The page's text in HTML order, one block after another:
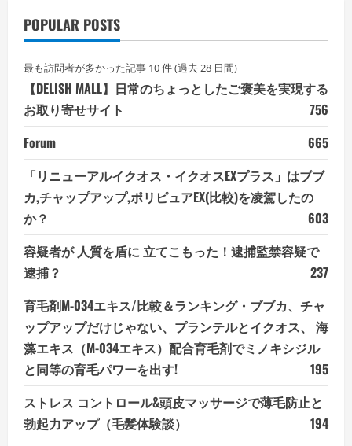
POPULAR POSTS
最も訪問者が多かった記事 10 件 (過去 28 日間)
【DELISH MALL】日常のちょっとしたご褒美を実現する
お取り寄せサイト
756
Forum
665
「リニューアルイクオス・イクオスEXプラス」はブブ
カ,チャップアップ,ポリピュアEX(比較)を凌駕したの
か？
603
容疑者が 人質を盾に 立てこもった！逮捕監禁容疑で
逮捕？
237
育毛剤M-034エキス/比較＆ランキング・ブブカ、チャ
ップアップだけじゃない、プランテルとイクオス、 海
藻エキス（M-034エキス）配合育毛剤でミノキシジル
と同等の育毛パワーを出す!
195
ストレス コントロール&頭皮マッサージで薄毛防止と
勃起力アップ（毛髪体験談）
194